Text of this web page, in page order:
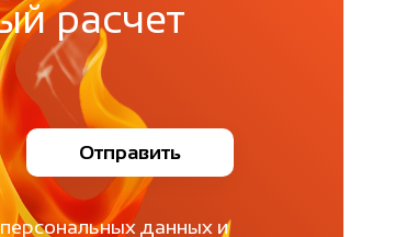
расчет
Отправить
данных и